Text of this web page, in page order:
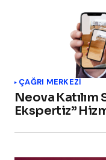
ÇAĞRI MERKEZI
Neova
Ekspertiz”